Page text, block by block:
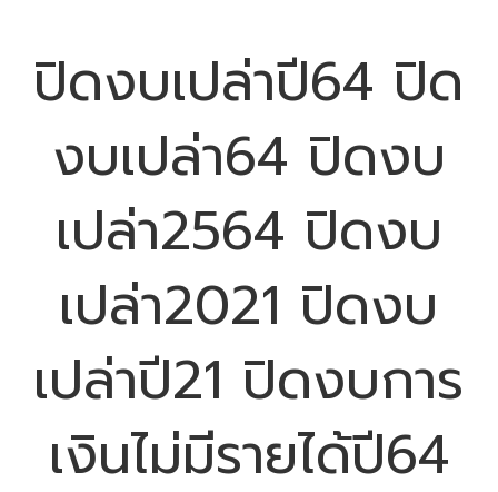
ปิดงบเปล่าปี64 ปิด
งบเปล่า64 ปิดงบ
เปล่า2564 ปิดงบ
เปล่า2021 ปิดงบ
เปล่าปี21 ปิดงบการ
เงินไม่มีรายได้ปี64